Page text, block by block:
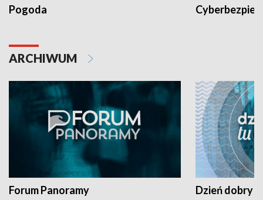
Pogoda
ARCHIWUM
Forum Panoramy Dzień dobry